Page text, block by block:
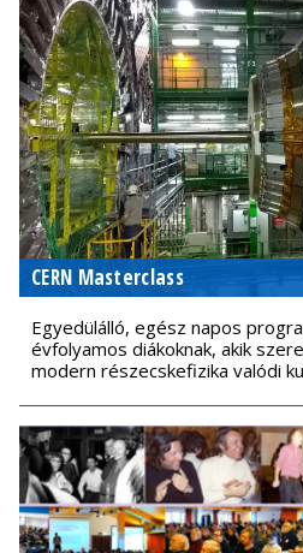
CERN Masterclass
Egyedülálló, egész napos
évfolyamos diákoknak, akik
modern részecskefizika valódi